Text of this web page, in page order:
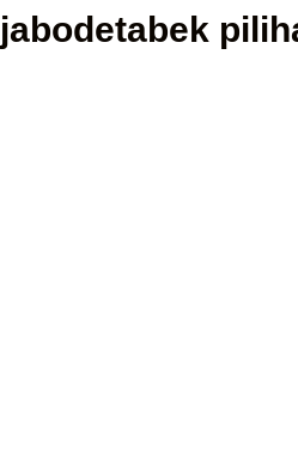
jabodetabek